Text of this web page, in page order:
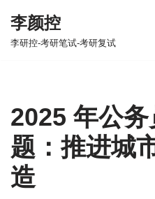
跳
李颜控
李研控-考研笔试-考研复试
2025 年公
题：推进城
造